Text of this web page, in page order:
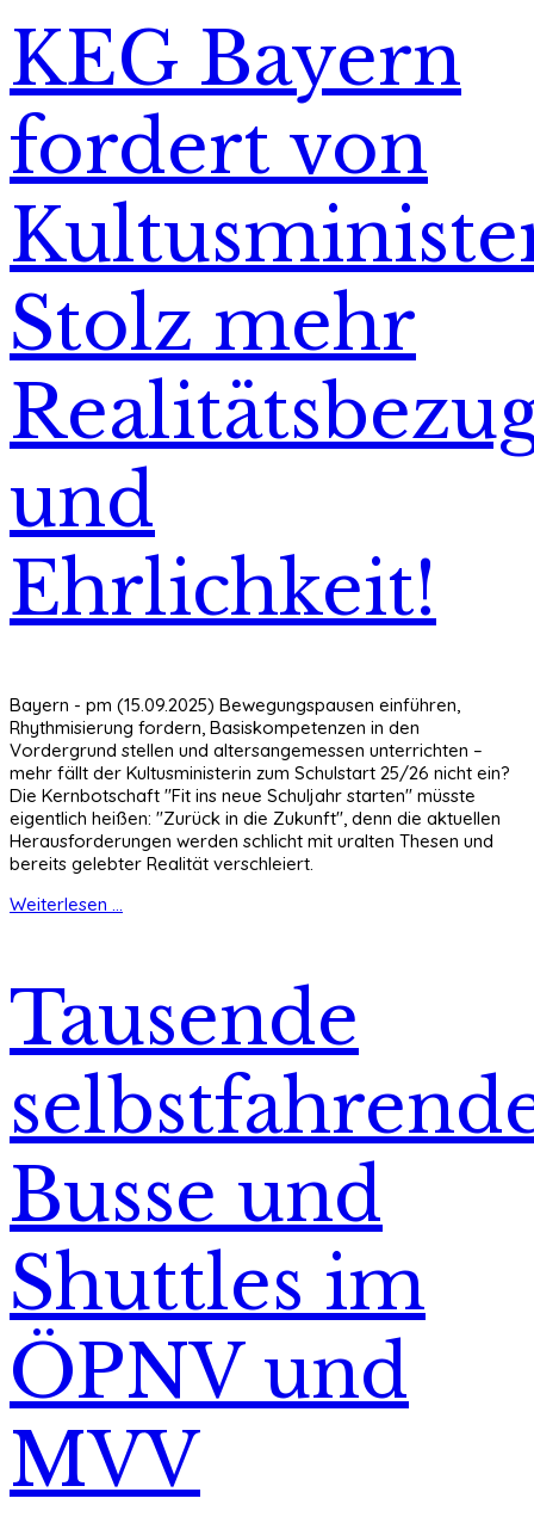
KEG Bayern
fordert von
Stolz mehr
und
Ehrlichkeit!
Bayern - pm (15.09.2025) Bewegungspausen einführen,
Rhythmisierung fordern, Basiskompetenzen in den
Vordergrund stellen und altersangemessen unterrichten –
mehr fällt der Kultusministerin zum Schulstart 25/26 nicht ein?
Die Kernbotschaft "Fit ins neue Schuljahr starten" müsste
eigentlich heißen: "Zurück in die Zukunft", denn die aktuellen
Herausforderungen werden schlicht mit uralten Thesen und
bereits gelebter Realität verschleiert.
Weiterlesen ...
Tausende
Busse und
Shuttles im
ÖPNV und
MVV